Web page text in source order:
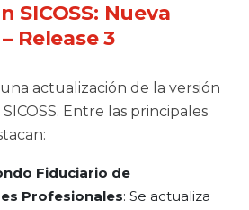
SICOSS: Nueva
Release 3
actualización de la versión
Entre las principales
Fiduciario de
Profesionales: Se actualiza